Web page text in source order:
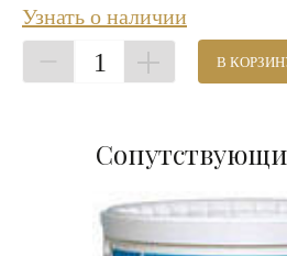
Узнать о наличии
1 В